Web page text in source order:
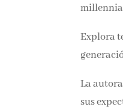
Explora
La
de sus